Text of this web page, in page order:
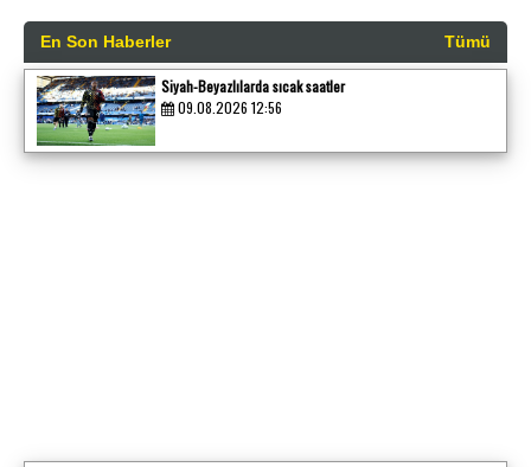
En Son Haberler Tümü
Siyah-Beyazlılarda sıcak saatler
09.08.2026 12:56